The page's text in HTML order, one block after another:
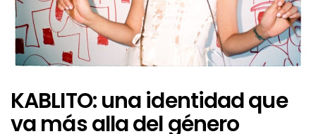
KABLITO: una identidad que
va más alla del género